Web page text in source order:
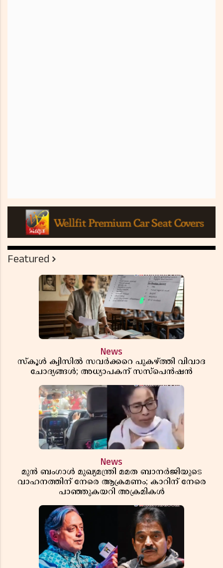
Featured
News
സ്കൂൾ ക്വിസിൽ സവർക്കറെ പുകഴ്ത്തി വിവാദ
ചോദ്യങ്ങൾ; അധ്യാപകന് സസ്പെൻഷൻ
News
മുൻ ബംഗാൾ മുഖ്യമന്ത്രി മമത ബാനർജിയുടെ
വാഹനത്തിന് നേരെ ആക്രമണം; കാറിന് നേരെ
പാഞ്ഞുകയറി അക്രമികൾ